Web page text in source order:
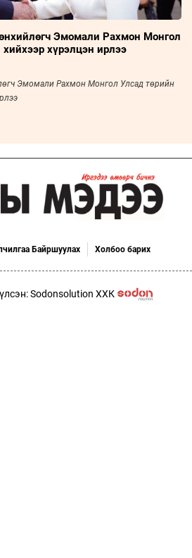
Эмомали Рахмон Монгол
хүрэлцэн ирлээ
Эмомали Рахмон Монгол Улсад төрийн
Байршуулах Холбоо барих
Sodonsolution ХХК